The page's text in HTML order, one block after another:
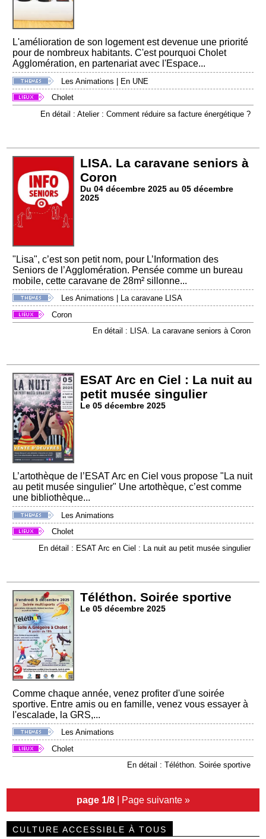
L'amélioration de son logement est devenue une priorité
pour de nombreux habitants. C'est pourquoi Cholet
Agglomération, en partenariat avec l'Espace...
Les Animations | En UNE
Cholet
En détail : Atelier : Comment réduire sa facture énergétique ?
LISA. La caravane seniors à
Coron
Du 04 décembre 2025 au 05 décembre
2025
"Lisa", c’est son petit nom, pour L’Information des
Seniors de l’Agglomération. Pensée comme un bureau
mobile, cette caravane de 28m² sillonne...
Les Animations
La caravane LISA
Coron
En détail : LISA. La caravane seniors à Coron
ESAT Arc en Ciel : La nuit au
petit musée singulier
Le 05 décembre 2025
L’artothèque de l’ESAT Arc en Ciel vous propose "La nuit
au petit musée singulier" Une artothèque, c’est comme
une bibliothèque...
Les Animations
Cholet
En détail : ESAT Arc en Ciel : La nuit au petit musée singulier
Téléthon. Soirée sportive
Le 05 décembre 2025
Comme chaque année, venez profiter d'une soirée
sportive. Entre amis ou en famille, venez vous essayer à
l'escalade, la GRS,...
Les Animations
Cholet
En détail : Téléthon. Soirée sportive
page 1/8| Page suivante »
CULTURE ACCESSIBLE À TOUS